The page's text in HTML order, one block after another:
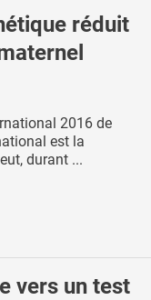
réduit
2016 de
est la
durant ...
vers un test